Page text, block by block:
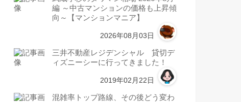
編 ～中古マンションの価格も上昇傾
向～【マンションマニア】
2026年08月03日
三井不動産レジデンシャル 貸切デ
ィズニーシーに行ってきました！
2019年02月22日
混雑率トップ路線、その後どう変わ